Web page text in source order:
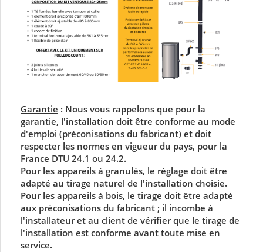
Garantie : Nous vous rappelons que pour la
garantie, l'installation doit être conforme au mode
d'emploi (préconisations du fabricant) et doit
respecter les normes en vigueur du pays, pour la
France DTU 24.1 ou 24.2.
Pour les appareils à granulés, le réglage doit être
adapté au tirage naturel de l'installation choisie.
Pour les appareils à bois, le tirage doit être adapté
aux préconisations du fabricant ; il incombe à
l'installateur et au client de vérifier que le tirage de
l'installation est conforme avant toute mise en
service.